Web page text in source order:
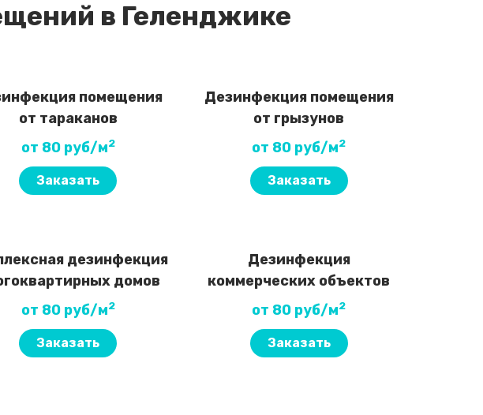
в Геленджике
помещения
от тараканов
от 80 руб/м2
Заказать
Дезинфекция помещения
от грызунов
от 80 руб/м2
Заказать
дезинфекция
домов
от 80 руб/м2
Заказать
Дезинфекция
коммерческих объектов
от 80 руб/м2
Заказать